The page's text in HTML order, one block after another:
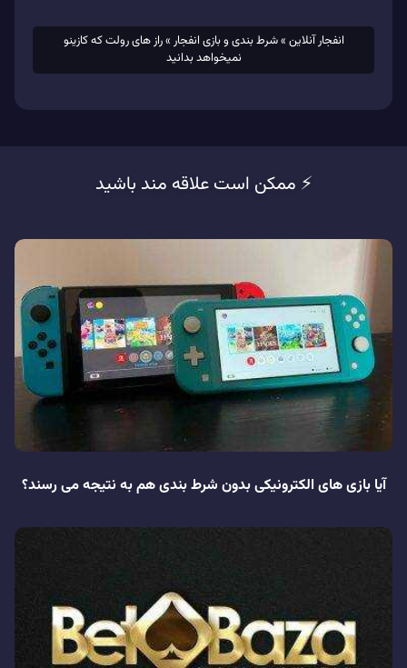
انفجار آنلاین »شرط بندی و بازی انفجار »راز های رولت که کازینو
نمیخواهد بدانید
⚡️ ممکن است علاقه مند باشید
آیا بازی های الکترونیکی بدون شرط بندی هم به نتیجه می رسند؟